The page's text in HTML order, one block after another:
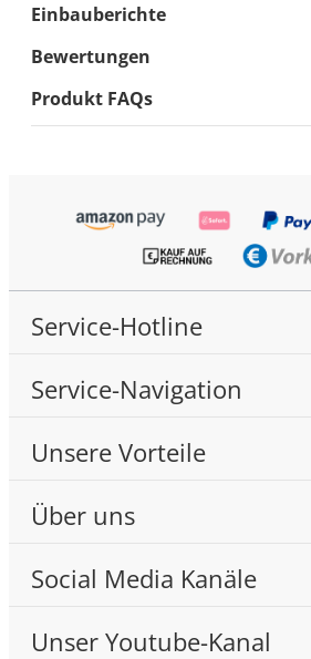
Einbauberichte
Bewertungen
Produkt FAQs
Service-Hotline
Service-Navigation
Unsere Vorteile
Über uns
Social Media Kanäle
Unser Youtube-Kanal